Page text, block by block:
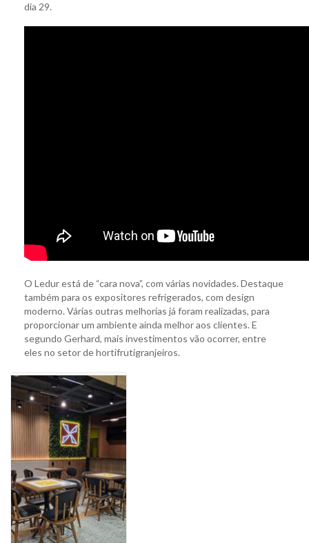
dia 29.
O Ledur está de “cara nova”, com várias novidades. Destaque
também para os expositores refrigerados, com design
moderno. Várias outras melhorias já foram realizadas, para
proporcionar um ambiente ainda melhor aos clientes. E
segundo Gerhard, mais investimentos vão ocorrer, entre
eles no setor de hortifrutigranjeiros.